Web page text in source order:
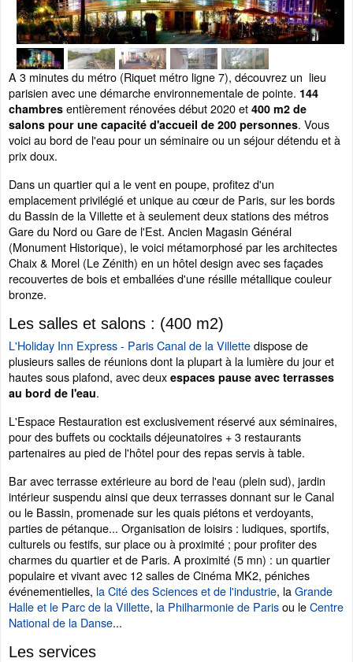
A 3 minutes du métro (Riquet métro ligne 7), découvrez un lieu
parisien avec une démarche environnementale de pointe. 144
chambres entièrement rénovées début 2020 et 400 m2 de
salons pour une capacité d'accueil de 200 personnes. Vous
voici au bord de l'eau pour un séminaire ou un séjour détendu et à
prix doux.
Dans un quartier qui a le vent en poupe, profitez d'un
emplacement privilégié et unique au cœur de Paris, sur les bords
du Bassin de la Villette et à seulement deux stations des métros
Gare du Nord ou Gare de l'Est. Ancien Magasin Général
(Monument Historique), le voici métamorphosé par les architectes
Chaix & Morel (Le Zénith) en un hôtel design avec ses façades
recouvertes de bois et emballées d'une résille métallique couleur
bronze.
Les salles et salons : (400 m2)
L'Holiday Inn Express - Paris Canal de la Villettedispose de
plusieurs salles de réunions dont la plupart à la lumière du jour et
hautes sous plafond, avec deux espaces pause avec terrasses
au bord de l'eau.
L'Espace Restauration est exclusivement réservé aux séminaires,
pour des buffets ou cocktails déjeunatoires + 3 restaurants
partenaires au pied de l'hôtel pour des repas servis à table.
Bar avec terrasse extérieure au bord de l'eau (plein sud), jardin
intérieur suspendu ainsi que deux terrasses donnant sur le Canal
ou le Bassin, promenade sur les quais piétons et verdoyants,
parties de pétanque... Organisation de loisirs : ludiques, sportifs,
culturels ou festifs, sur place ou à proximité ; pour profiter des
charmes du quartier et de Paris. A proximité (5 mn) : un quartier
populaire et vivant avec 12 salles de Cinéma MK2, péniches
événementielles, la Cité des Sciences et de l'industrie, laGrande
Halle et le Parc de la Villette, la Philharmonie de Parisou leCentre
National de la Danse...
Les services